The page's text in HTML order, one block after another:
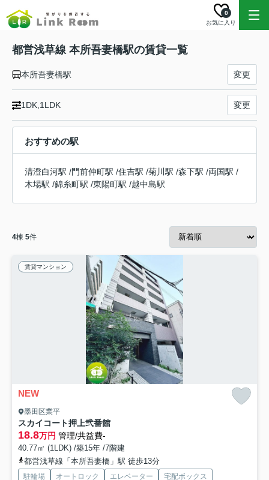
お気に入り
0
都営浅草線 本所吾妻橋駅の賃貸一覧
本所吾妻橋駅 変更
1DK,1LDK 変更
おすすめの駅
清澄白河駅 /門前仲町駅 /住吉駅 /菊川駅 /森下駅 /両国駅 /
木場駅 /錦糸町駅 /東陽町駅 /越中島駅
4棟 5件
賃貸マンション
NEW
墨田区業平
スカイコート押上弐番館
18.8万円 管理/共益費-
40.77㎡ (1LDK) /築15年 /7階建
都営浅草線「本所吾妻橋」駅 徒歩13分
駐輪場 オートロック エレベーター
宅配ボックス